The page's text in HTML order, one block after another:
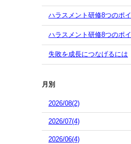
ハラスメント研修8つのポ
ハラスメント研修8つのポ
失敗を成長につなげるには
月別
2026/08(2)
2026/07(4)
2026/06(4)